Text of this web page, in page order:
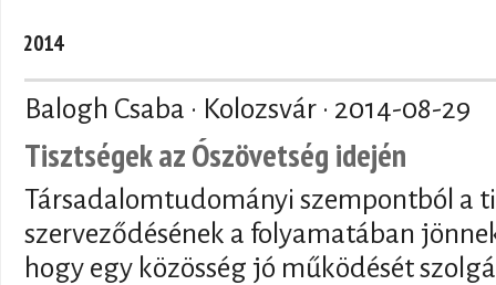
2014
Balogh Csaba · Kolozsvár · 2014-08-29
Tisztségek az Ószövetség idején
Társadalomtudományi szempontból a
szerveződésének a folyamatában
hogy egy közösség jó működését